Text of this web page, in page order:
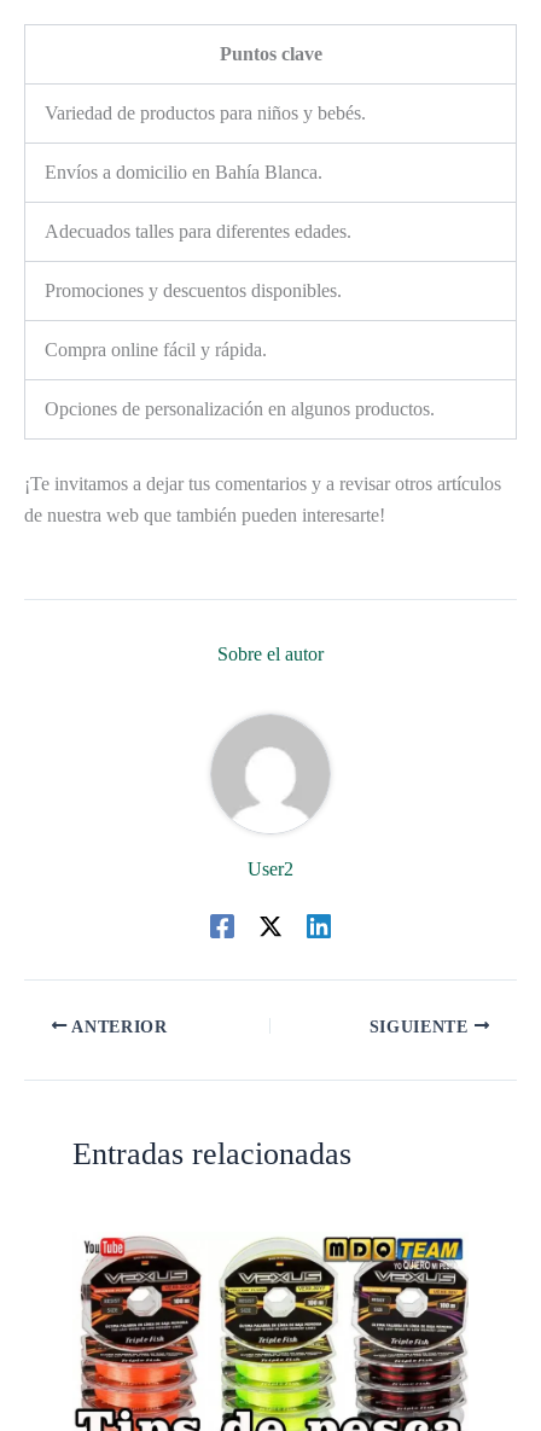
Puntos clave
Variedad de productos para niños y bebés.
Envíos a domicilio en Bahía Blanca.
Adecuados talles para diferentes edades.
Promociones y descuentos disponibles.
Compra online fácil y rápida.
Opciones de personalización en algunos productos.
¡Te invitamos a dejar tus comentarios y a revisar otros artículos
de nuestra web que también pueden interesarte!
Sobre el autor
User2
ANTERIOR SIGUIENTE
Entradas relacionadas